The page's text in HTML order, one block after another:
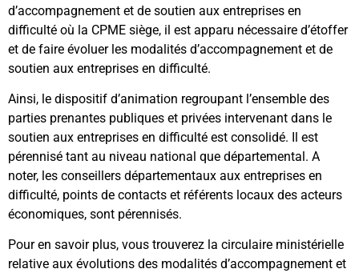
d’accompagnement et de soutien aux entreprises en
difficulté où la CPME siège, il est apparu nécessaire d’étoffer
et de faire évoluer les modalités d’accompagnement et de
soutien aux entreprises en difficulté.
Ainsi, le dispositif d’animation regroupant l’ensemble des
parties prenantes publiques et privées intervenant dans le
soutien aux entreprises en difficulté est consolidé. Il est
pérennisé tant au niveau national que départemental. A
noter, les conseillers départementaux aux entreprises en
difficulté, points de contacts et référents locaux des acteurs
économiques, sont pérennisés.
Pour en savoir plus, vous trouverez la circulaire ministérielle
relative aux évolutions des modalités d’accompagnement et